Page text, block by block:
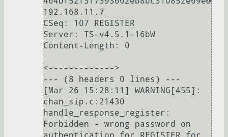
192.168.11.7
CSeq: 107 REGISTER
Server: TS-v4.5.1-16bW
Content-Length: 0
<------------->
--- (8 headers 0 lines) ---
[Mar 26 15:28:11] WARNING[455]:
chan_sip.c:21430
handle_response_register:
Forbidden - wrong password on